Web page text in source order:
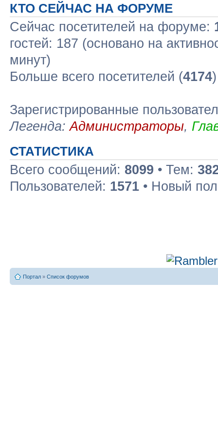
КТО СЕЙЧАС НА ФОРУМЕ
Сейчас посетителей на форуме:
гостей: 187 (основано на
минут)
Больше всего посетителей (4174
Зарегистрированные
Легенда:Администраторы,
СТАТИСТИКА
Всего сообщений: 8099 • Тем:
Пользователей: 1571 • Новый
Портал » Список форумов